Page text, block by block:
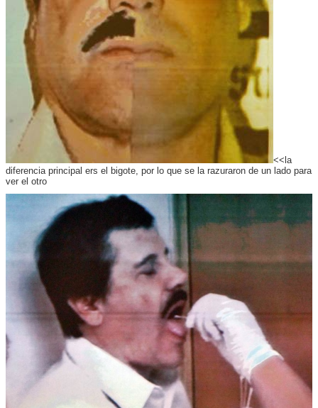
<<la
diferencia principal ers el bigote, por lo que se la razuraron de un lado para
ver el otro